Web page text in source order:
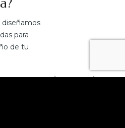
diseñamos
para
de tu
en tu mejor ventaja